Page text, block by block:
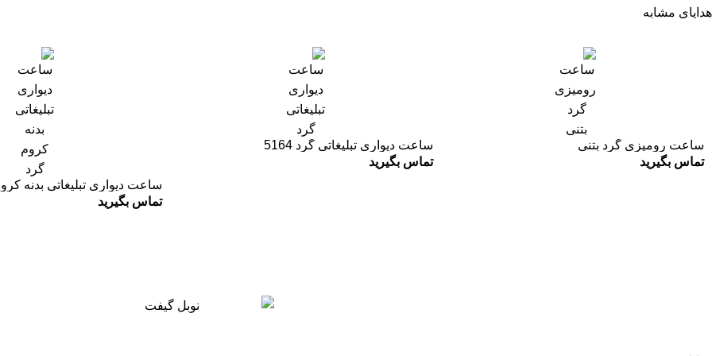
هدایای مشابه
ساعت رومیزی گرد بتنی
تماس بگیرید
ساعت دیواری تبلیغاتی گرد 5164
تماس بگیرید
ساعت دیواری تبلیغاتی بدنه
تماس بگیرید